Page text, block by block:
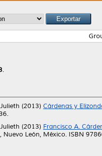
.
(2013) Cárdenas y
(2013) Francisco A.
Nuevo León, México. ISBN